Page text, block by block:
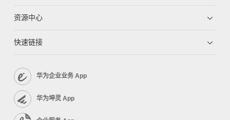
资源中心
快速链接
华为企业业务 App
华为坤灵 App